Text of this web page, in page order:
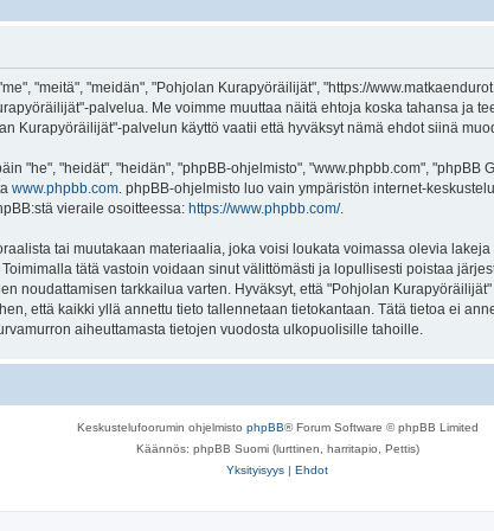
"meitä", "meidän", "Pohjolan Kurapyöräilijät", "https://
palvelua. Me voimme muuttaa näitä ehtoja koska tahansa ja
Kurapyöräilijät"-palvelun käyttö vaatii että hyväksyt nämä ehdot siinä
"he", "heidät", "heidän", "phpBB-ohjelmisto", "www.phpbb.com", "phpBB
www.phpbb.com . phpBB-ohjelmisto luo vain ympäristön internet-
vieraile osoitteessa: https://www.phpbb.com/.
tai muutakaan materiaalia, joka voisi loukata voimassa olevia
tätä vastoin voidaan sinut välittömästi ja lopullisesti poistaa
noudattamisen tarkkailua varten. Hyväksyt, että "Pohjolan
että kaikki yllä annettu tieto tallennetaan tietokantaan. Tätä tietoa ei
aiheuttamasta tietojen vuodosta ulkopuolisille tahoille.
Keskustelufoorumin ohjelmisto phpBB® Forum Software © phpBB Limited
Käännös: phpBB Suomi (lurttinen, harritapio, Pettis)
Yksityisyys | Ehdot